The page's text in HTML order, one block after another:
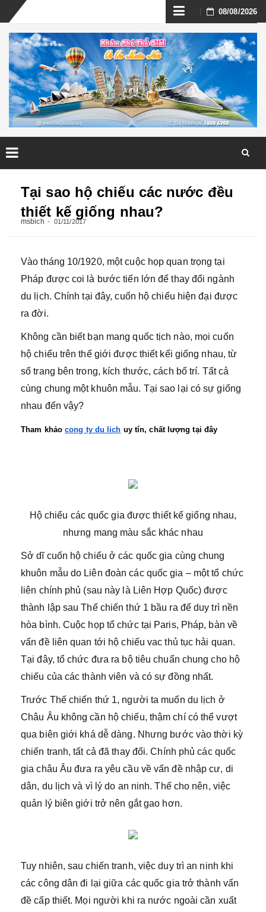
Skip
to
content
08/08/2026
Tại sao hộ chiếu các nước đều
thiết kế giống nhau?
msbich 01/11/2017
Vào tháng 10/1920, một cuộc họp quan trọng tại
Pháp được coi là bước tiến lớn để thay đổi ngành
du lịch. Chính tại đây, cuốn hộ chiếu hiện đại được
ra đời.
Không cần biết bạn mang quốc tịch nào, mọi cuốn
hộ chiếu trên thế giới được thiết kếi giống nhau, từ
số trang bên trong, kích thước, cách bố trí. Tất cả
cùng chung một khuôn mẫu. Tại sao lại có sự giống
nhau đến vậy?
Tham khảo cong ty du lich uy tín, chất lượng tại đây
Hộ chiếu các quốc gia được thiết kế giống nhau,
nhưng mang màu sắc khác nhau
Sở dĩ cuốn hộ chiếu ở các quốc gia cùng chung
khuôn mẫu do Liên đoàn các quốc gia – một tổ chức
liên chính phủ (sau này là Liên Hợp Quốc) được
thành lập sau Thế chiến thứ 1 bầu ra để duy trì nền
hòa bình. Cuộc họp tổ chức tại Paris, Pháp, bàn về
vấn đề liên quan tới hộ chiếu vac thủ tục hải quan.
Tại đây, tổ chức đưa ra bộ tiêu chuẩn chung cho hộ
chiếu của các thành viên và có sự đồng nhất.
Trước Thế chiến thứ 1, người ta muốn du lịch ở
Châu Âu không cần hộ chiếu, thậm chí có thể vượt
qua biên giới khá dễ dàng. Nhưng bước vào thời kỳ
chiến tranh, tất cả đã thay đổi. Chính phủ các quốc
gia châu Âu đưa ra yêu cầu về vấn đề nhập cư, di
dân, du lịch và vì lý do an ninh. Thế cho nên, việc
quản lý biên giới trở nên gắt gao hơn.
Tuy nhiên, sau chiến tranh, việc duy trì an ninh khi
các công dân đi lại giữa các quốc gia trở thành vấn
đề cấp thiết. Mọi người khi ra nước ngoài cần xuất